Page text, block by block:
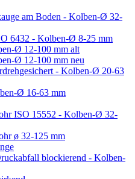
am Boden - Kolben-Ø 32-
6432 - Kolben-Ø 8-25 mm
Ø 12-100 mm alt
Ø 12-100 mm neu
- Kolben-Ø 20-63
Ø 16-63 mm
ISO 15552 - Kolben-Ø 32-
ø 32-125 mm
blockierend - Kolben-